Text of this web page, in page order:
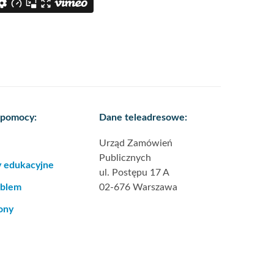
edukacyjne
Dane teleadresowe:
Urząd Zamówień
Publicznych
ul. Postępu 17 A
02-676 Warszawa